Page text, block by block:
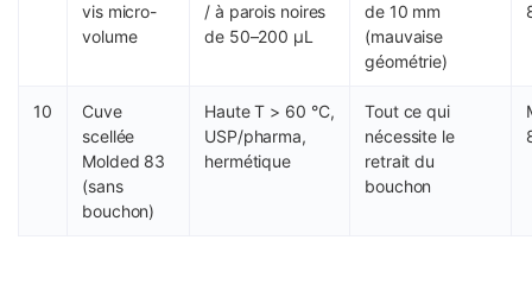
vis micro-
volume
/ à parois noires
de 50–200 µL
de 10 mm
(mauvaise
géométrie)
10
Cuve
scellée
Molded 83
(sans
bouchon)
Haute T > 60 °C,
USP/pharma,
hermétique
Tout ce qui
nécessite le
retrait du
bouchon